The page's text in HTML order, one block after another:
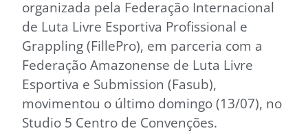
organizada pela Federação Internacional
de Luta Livre Esportiva Profissional e
Grappling (FillePro), em parceria com a
Federação Amazonense de Luta Livre
Esportiva e Submission (Fasub),
movimentou o último domingo (13/07), no
Studio 5 Centro de Convenções.